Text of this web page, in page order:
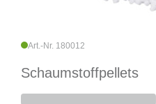
Art.-Nr. 180012
Schaumstoffpellets